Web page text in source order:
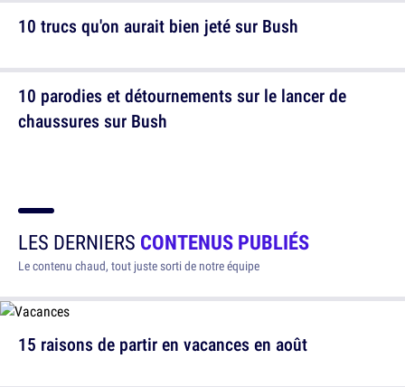
10 trucs qu'on aurait bien jeté sur Bush
10 parodies et détournements sur le lancer de
chaussures sur Bush
LES DERNIERS CONTENUS PUBLIÉS
Le contenu chaud, tout juste sorti de notre équipe
15 raisons de partir en vacances en août